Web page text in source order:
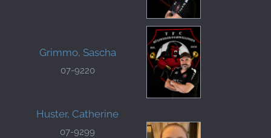
Grimmo, Sascha
07-9220
Huster, Catherine
07-9299